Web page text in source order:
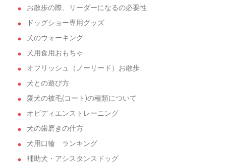
お散歩の際、リーダーになるの必要性
ドッグショー専用グッズ
犬のウォーキング
犬用食用おもちゃ
オフリッシュ（ノーリード）お散歩
犬との遊び方
愛犬の被毛(コート)の種類について
オビディエンストレーニング
犬の歯磨きの仕方
犬用口輪 ランキング
補助犬・アシスタンスドッグ